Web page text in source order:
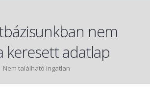
nem
keresett adatlap
Nem található ingatlan